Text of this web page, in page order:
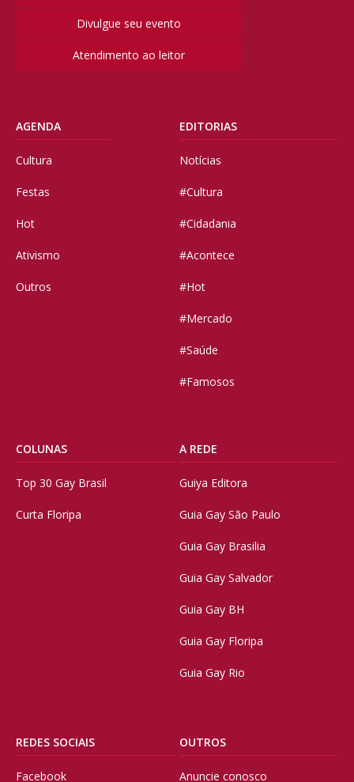
Divulgue seu evento
Atendimento ao leitor
AGENDA
Cultura
Festas
Hot
Ativismo
Outros
EDITORIAS
Notícias
#Cultura
#Cidadania
#Acontece
#Hot
#Mercado
#Saúde
#Famosos
COLUNAS
Top 30 Gay Brasil
Curta Floripa
A REDE
Guiya Editora
Guia Gay São Paulo
Guia Gay Brasilia
Guia Gay Salvador
Guia Gay BH
Guia Gay Floripa
Guia Gay Rio
REDES SOCIAIS
Facebook
OUTROS
Anuncie conosco